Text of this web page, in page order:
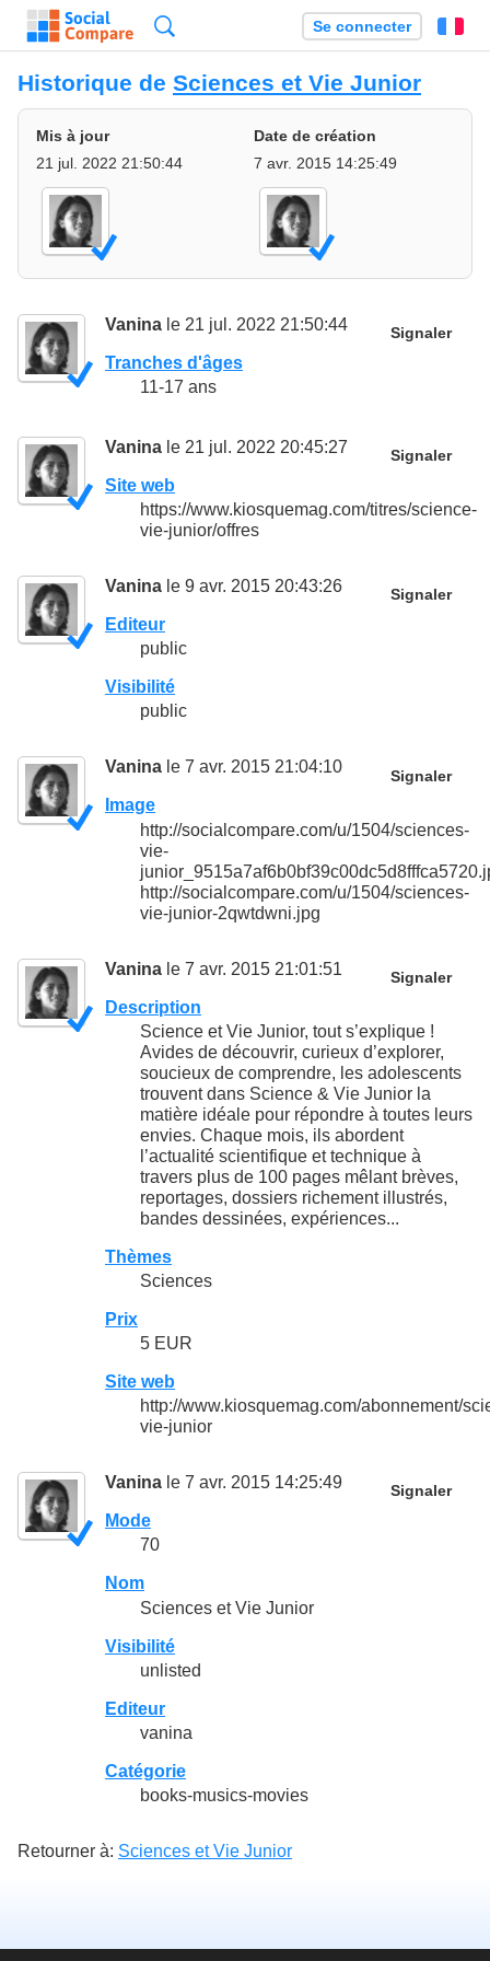
Se connecter
Historique de Sciences et Vie Junior
Mis à jour
21 jul. 2022 21:50:44
Date de création
7 avr. 2015 14:25:49
Vanina le 21 jul. 2022 21:50:44 Signaler
Tranches d'âges
11-17 ans
Vanina le 21 jul. 2022 20:45:27 Signaler
Site web
https://www.kiosquemag.com/titres/science-
vie-junior/offres
Vanina le 9 avr. 2015 20:43:26 Signaler
Editeur
public
Visibilité
public
Vanina le 7 avr. 2015 21:04:10 Signaler
Image
http://socialcompare.com/u/1504/sciences-
vie-
http://socialcompare.com/u/1504/sciences-
vie-junior-2qwtdwni.jpg
Vanina le 7 avr. 2015 21:01:51 Signaler
Description
Science et Vie Junior, tout s’explique !
Avides de découvrir, curieux d’explorer,
soucieux de comprendre, les adolescents
trouvent dans Science & Vie Junior la
matière idéale pour répondre à toutes leurs
envies. Chaque mois, ils abordent
l’actualité scientifique et technique à
travers plus de 100 pages mêlant brèves,
reportages, dossiers richement illustrés,
bandes dessinées, expériences...
Thèmes
Sciences
Prix
5 EUR
Site web
http://www.kiosquemag.com/abonnement/
vie-junior
Vanina le 7 avr. 2015 14:25:49 Signaler
Mode
70
Nom
Sciences et Vie Junior
Visibilité
unlisted
Editeur
vanina
Catégorie
books-musics-movies
Retourner à: Sciences et Vie Junior